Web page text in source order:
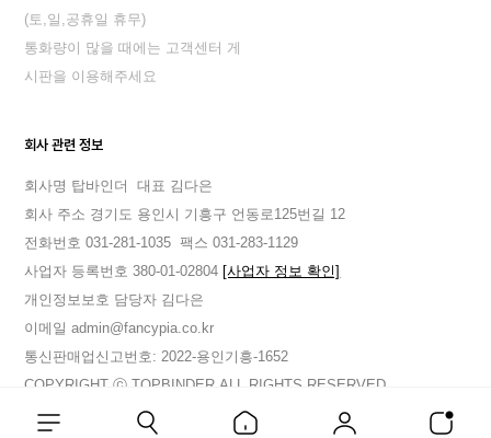
(토,일,공휴일 휴무)
통화량이 많을 때에는 고객센터 게
시판을 이용해주세요
회사 관련 정보
회사명 탑바인더
대표 김다은
회사 주소 경기도 용인시 기흥구 언동로125번길 12
전화번호 031-281-1035 팩스 031-283-1129
사업자 등록번호 380-01-02804 [사업자 정보 확인]
개인정보보호 담당자 김다은
이메일 admin@fancypia.co.kr
통신판매업신고번호: 2022-용인기흥-1652
COPYRIGHT ⓒ TOPBINDER.ALL RIGHTS RESERVED.